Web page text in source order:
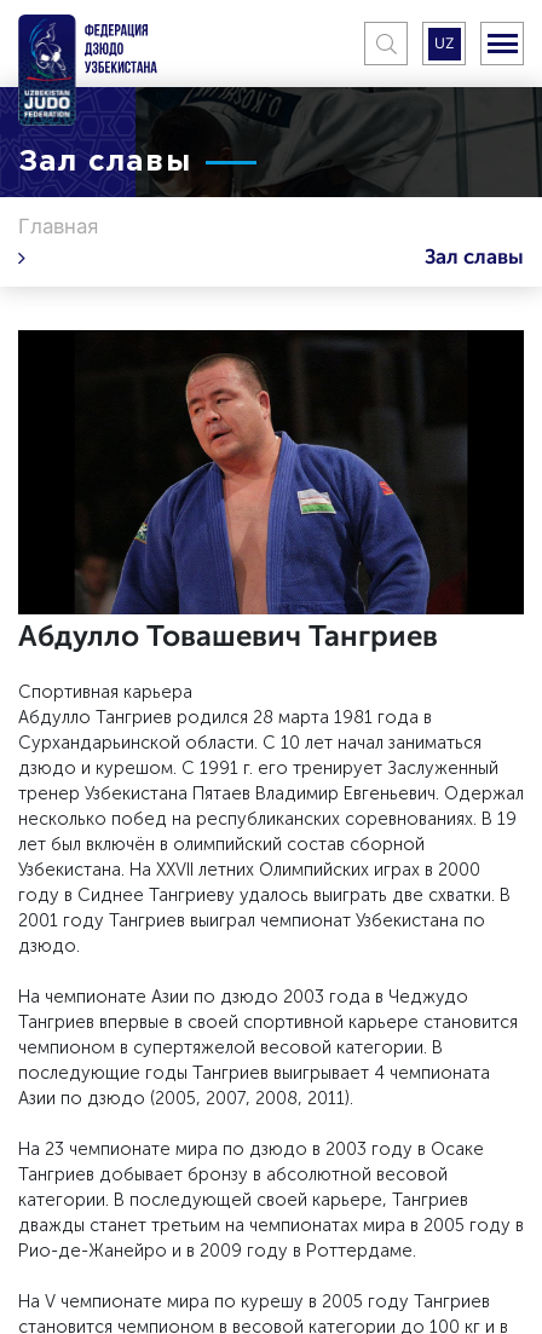
UZ
Зал славы
Главная
Зал славы
Абдулло Товашевич Тангриев
Спортивная карьера
Абдулло Тангриев родился 28 марта 1981 года в
Сурхандарьинской области. C 10 лет начал заниматься
дзюдо и курешом. С 1991 г. его тренирует Заслуженный
тренер Узбекистана Пятаев Владимир Евгеньевич. Одержал
несколько побед на республиканских соревнованиях. В 19
лет был включён в олимпийский состав сборной
Узбекистана. На XXVII летних Олимпийских играх в 2000
году в Сиднее Тангриеву удалось выиграть две схватки. В
2001 году Тангриев выиграл чемпионат Узбекистана по
дзюдо.
На чемпионате Азии по дзюдо 2003 года в Чеджудо
Тангриев впервые в своей спортивной карьере становится
чемпионом в супертяжелой весовой категории. В
последующие годы Тангриев выигрывает 4 чемпионата
Азии по дзюдо (2005, 2007, 2008, 2011).
На 23 чемпионате мира по дзюдо в 2003 году в Осаке
Тангриев добывает бронзу в абсолютной весовой
категории. В последующей своей карьере, Тангриев
дважды станет третьим на чемпионатах мира в 2005 году в
Рио-де-Жанейро и в 2009 году в Роттердаме.
На V чемпионате мира по курешу в 2005 году Тангриев
становится чемпионом в весовой категории до 100 кг и в